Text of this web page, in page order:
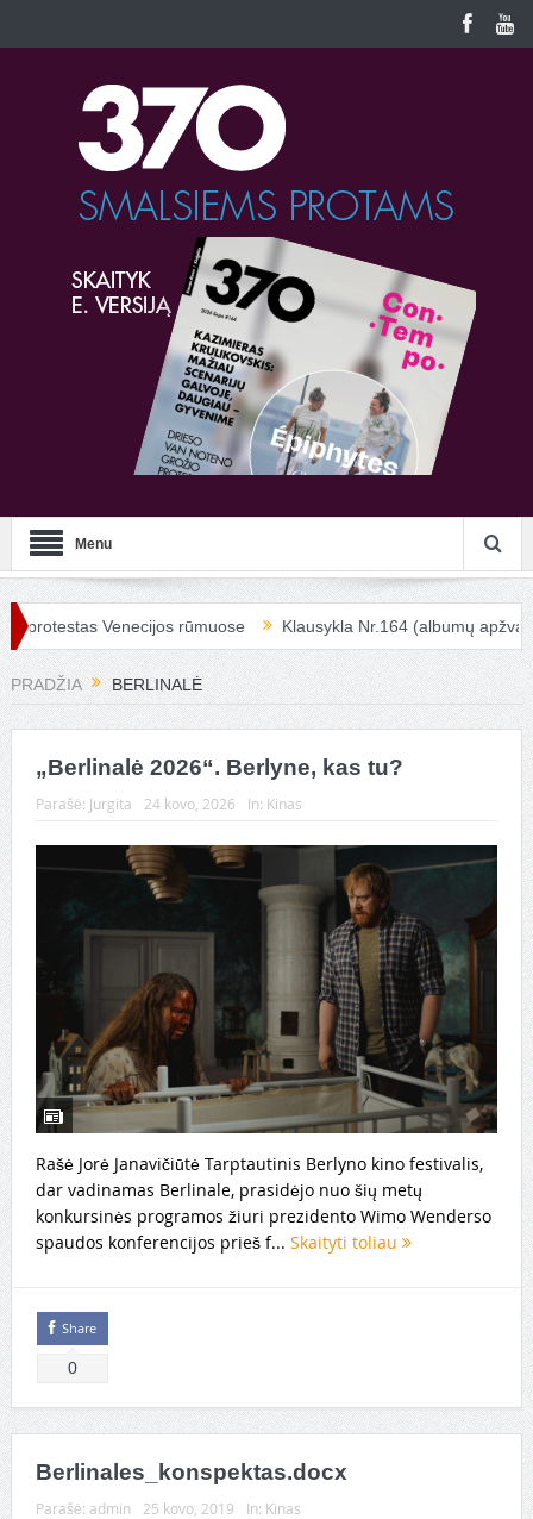
Menu
Venecijos rūmuose Klausykla Nr.164 (albumų apžvalga)
PRADŽIA BERLINALĖ
„Berlinalė 2026“. Berlyne, kas tu?
Parašė: Jurgita 24 kovo, 2026 In: Kinas
Rašė Jorė Janavičiūtė Tarptautinis Berlyno kino festivalis,
dar vadinamas Berlinale, prasidėjo nuo šių metų
konkursinės programos žiuri prezidento Wimo Wenderso
spaudos konferencijos prieš f... Skaityti toliau
Share
0
Berlinales_konspektas.docx
Parašė: admin 25 kovo, 2019 In: Kinas